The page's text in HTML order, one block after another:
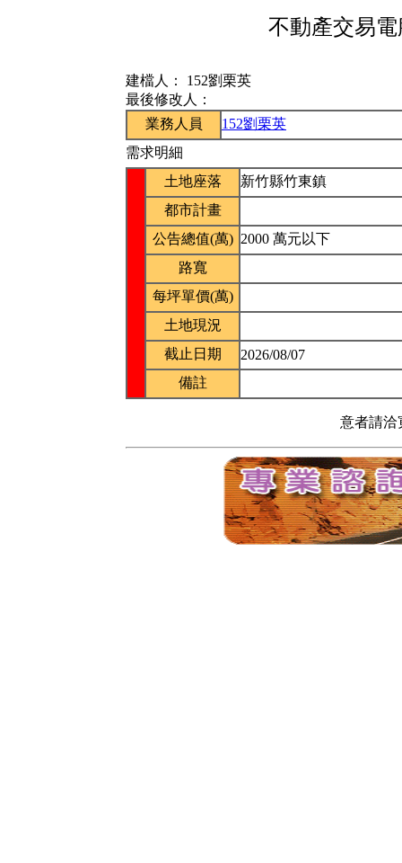
不動產交易
建檔人： 152劉栗英
最後修改人：
業務人員
152劉栗英
需求明細
土地座落
新竹縣竹東鎮
都市計畫
公告總值(萬) 2000 萬元以下
路寬
每坪單價(萬)
土地現況
截止日期
2026/08/07
備註
意者請洽